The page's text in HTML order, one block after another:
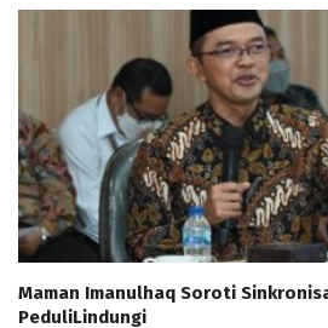
Maman Imanulhaq Soroti
PeduliLindungi